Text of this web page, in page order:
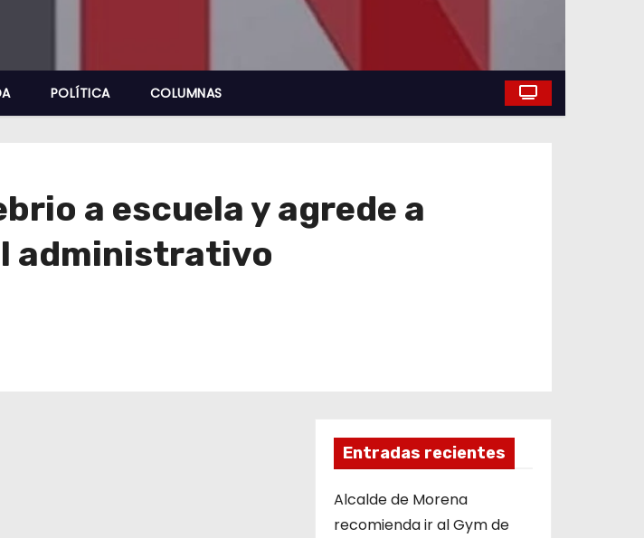
POLÍTICA COLUMNAS
a escuela y agrede a
administrativo
Entradas recientes
Alcalde de Morena
recomienda ir al Gym de